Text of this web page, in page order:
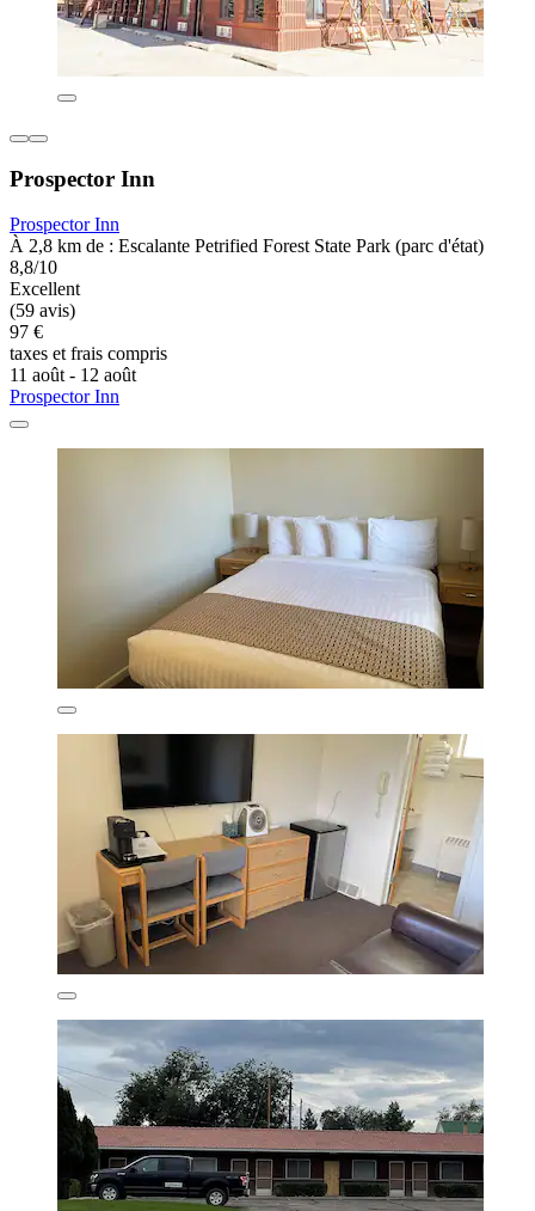
Prospector Inn
Prospector Inn
À 2,8 km de : Escalante Petrified Forest State Park (parc d'état)
8,8/10
Excellent
(59 avis)
97 €
taxes et frais compris
11 août - 12 août
Prospector Inn